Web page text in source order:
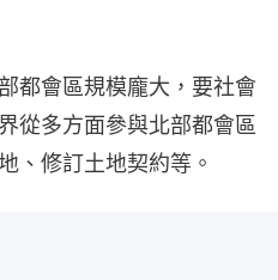
都會區規模龐大，要社會
從多方面參與北部都會區
、修訂土地契約等。